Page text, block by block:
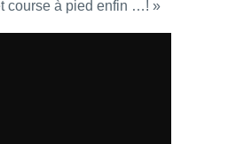
course à pied enfin …! »